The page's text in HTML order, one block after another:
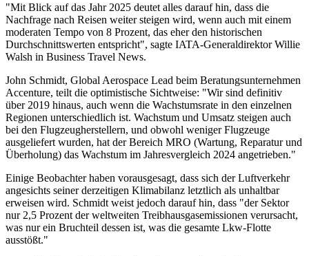
"Mit Blick auf das Jahr 2025 deutet alles darauf hin, dass die
Nachfrage nach Reisen weiter steigen wird, wenn auch mit einem
moderaten Tempo von 8 Prozent, das eher den historischen
Durchschnittswerten entspricht", sagte IATA-Generaldirektor Willie
Walsh in Business Travel News.
John Schmidt, Global Aerospace Lead beim Beratungsunternehmen
Accenture, teilt die optimistische Sichtweise: "Wir sind definitiv
über 2019 hinaus, auch wenn die Wachstumsrate in den einzelnen
Regionen unterschiedlich ist. Wachstum und Umsatz steigen auch
bei den Flugzeugherstellern, und obwohl weniger Flugzeuge
ausgeliefert wurden, hat der Bereich MRO (Wartung, Reparatur und
Überholung) das Wachstum im Jahresvergleich 2024 angetrieben."
Einige Beobachter haben vorausgesagt, dass sich der Luftverkehr
angesichts seiner derzeitigen Klimabilanz letztlich als unhaltbar
erweisen wird. Schmidt weist jedoch darauf hin, dass "der Sektor
nur 2,5 Prozent der weltweiten Treibhausgasemissionen verursacht,
was nur ein Bruchteil dessen ist, was die gesamte Lkw-Flotte
ausstößt."